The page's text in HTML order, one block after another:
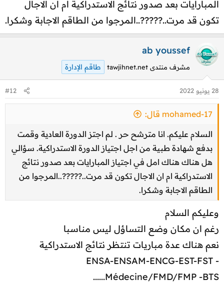
المبارايات بعد صدور نتائج الاستدراكية ام ان الاجال
تكون قد مرت..?????..المرجوا من الطاقم الاجابة وشكرا.
ab youssef
مشرف منتدى tawjihnet.net طاقم الإدارة
28 يونيو 2022 #12
mohamed-17 قال:
السلام عليكم. انا مترشح حر . لم اجتز الدورة العادية وقمت
بدفع شهادة طبية من اجل اجتياز الدورة الاستدراكية. سؤالي
هل هناك هناك امل في اجتياز المبارايات بعد صدور نتائج
الاستدراكية ام ان الاجال تكون قد مرت..?????..المرجوا من
الطاقم الاجابة وشكرا.
وعليكم السلام
رغم ان مكان وضع التساؤل ليس مناسبا
نعم هناك عدة مباريات تنتظر نتائج الاستدراكية
ENSA-ENSAM-ENCG-EST-FST -
Médecine/FMD/FMP -BTS......